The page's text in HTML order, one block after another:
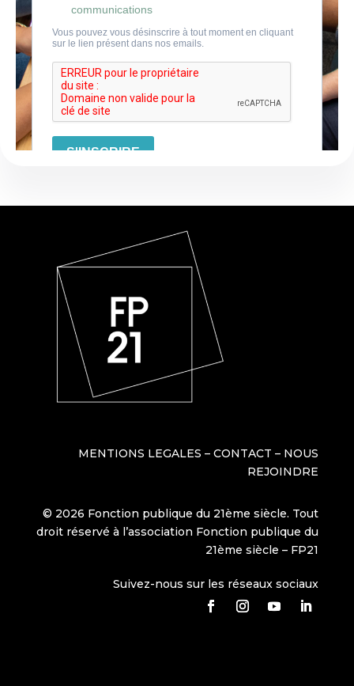
MENTIONS LEGALES–CONTACT – NOUS
REJOINDRE
© 2026 Fonction publique du 21ème siècle. Tout
droit réservé à l’association Fonction publique du
21ème siècle – FP21
Suivez-nous sur les réseaux sociaux